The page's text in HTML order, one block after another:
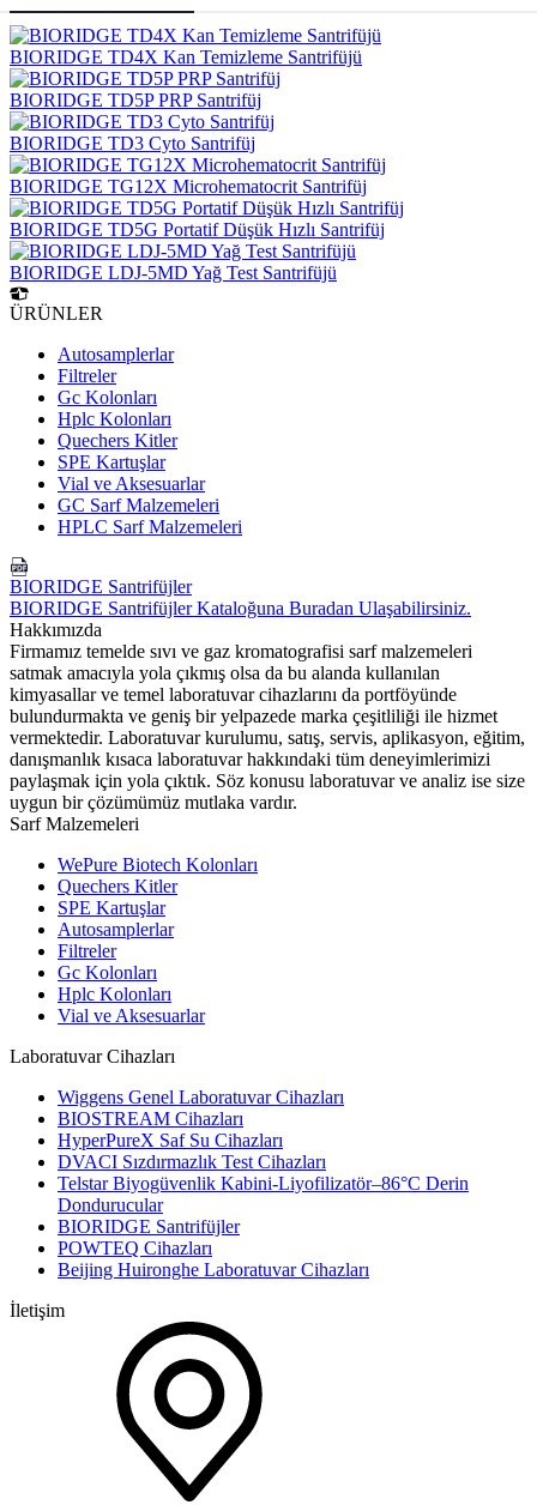
BIORIDGE TD4X Kan Temizleme Santrifüjü
BIORIDGE TD5P PRP Santrifüj
BIORIDGE TD3 Cyto Santrifüj
BIORIDGE TG12X Microhematocrit Santrifüj
BIORIDGE TD5G Portatif Düşük Hızlı Santrifüj
BIORIDGE LDJ-5MD Yağ Test Santrifüjü
ÜRÜNLER
Autosamplerlar
Filtreler
Gc Kolonları
Hplc Kolonları
Quechers Kitler
SPE Kartuşlar
Vial ve Aksesuarlar
GC Sarf Malzemeleri
HPLC Sarf Malzemeleri
BIORIDGE Santrifüjler
BIORIDGE Santrifüjler Kataloğuna Buradan Ulaşabilirsiniz.
Hakkımızda
Firmamız temelde sıvı ve gaz kromatografisi sarf malzemeleri
satmak amacıyla yola çıkmış olsa da bu alanda kullanılan
kimyasallar ve temel laboratuvar cihazlarını da portföyünde
bulundurmakta ve geniş bir yelpazede marka çeşitliliği ile hizmet
vermektedir. Laboratuvar kurulumu, satış, servis, aplikasyon, eğitim,
danışmanlık kısaca laboratuvar hakkındaki tüm deneyimlerimizi
paylaşmak için yola çıktık. Söz konusu laboratuvar ve analiz ise size
uygun bir çözümümüz mutlaka vardır.
Sarf Malzemeleri
WePure Biotech Kolonları
Quechers Kitler
SPE Kartuşlar
Autosamplerlar
Filtreler
Gc Kolonları
Hplc Kolonları
Vial ve Aksesuarlar
Laboratuvar Cihazları
Wiggens Genel Laboratuvar Cihazları
BIOSTREAM Cihazları
HyperPureX Saf Su Cihazları
DVACI Sızdırmazlık Test Cihazları
Telstar Biyogüvenlik Kabini-Liyofilizatör–86°C Derin
Dondurucular
BIORIDGE Santrifüjler
POWTEQ Cihazları
Beijing Huironghe Laboratuvar Cihazları
İletişim